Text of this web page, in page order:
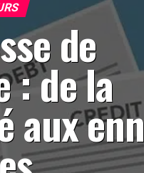
de
: de la
aux